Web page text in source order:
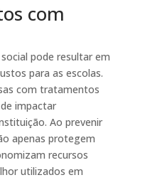
com
pode resultar em
para as escolas.
com tratamentos
impactar
Ao prevenir
apenas protegem
recursos
utilizados em